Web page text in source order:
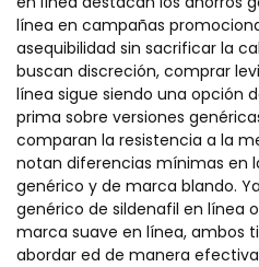
línea en campañas
asequibilidad sin sacrificar la
buscan discreción, comprar
línea sigue siendo una opción
prima sobre versiones
comparan la resistencia a la
notan diferencias mínimas en
genérico y de marca blando.
genérico de sildenafil en línea
marca suave en línea, ambos
abordar ed de manera